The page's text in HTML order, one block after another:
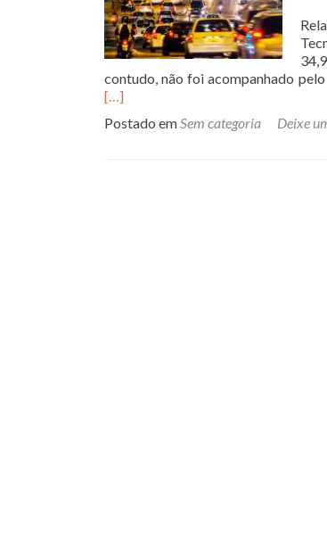
contudo, não foi acompanhado
[…]
Postado emSem categoria Deixe